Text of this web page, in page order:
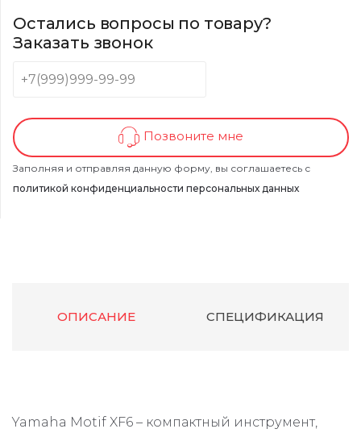
Остались вопросы по товару?
Заказать звонок
Позвоните мне
Заполняя и отправляя данную форму, вы соглашаетесь с
политикой конфиденциальности персональных данных
ОПИСАНИЕ СПЕЦИФИКАЦИЯ
Yamaha Motif XF6 – компактный инструмент,